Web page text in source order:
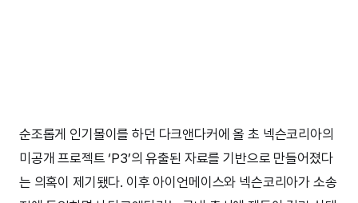
순조롭게 인기몰이를 하던 다크앤다커에 올 초 넥슨코리아의
미공개 프로젝트 ‘P3’의 유출된 자료를 기반으로 만들어졌다
는 의혹이 제기됐다. 이후 아이언메이스와 넥슨코리아가 소송